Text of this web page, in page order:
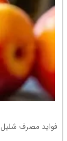
فواید مصرف شلیل